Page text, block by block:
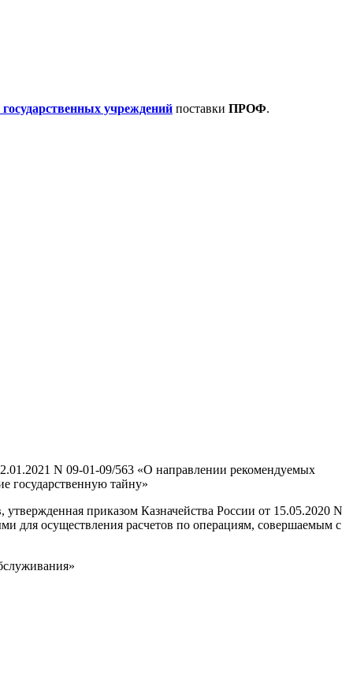
учреждений поставки ПРОФ.
N 09-01-09/563 «О направлении рекомендуемых
государственную тайну»
приказом Казначейства России от 15.05.2020 N
для осуществления расчетов по операциям, совершаемым с